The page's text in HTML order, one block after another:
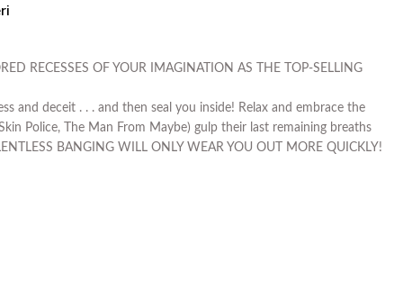
RECESSES OF YOUR IMAGINATION AS THE TOP-SELLING
and deceit . . . and then seal you inside! Relax and embrace the
Police, The Man From Maybe) gulp their last remaining breaths
BANGING WILL ONLY WEAR YOU OUT MORE QUICKLY!